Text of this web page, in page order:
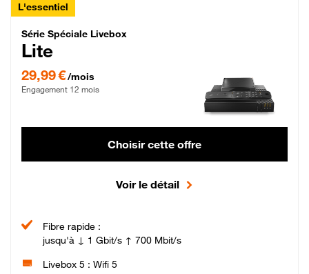
L'essentiel
Série Spéciale Livebox Lite Fibre
Série Spéciale Livebox
Lite
29,99 €/mois
Engagement 12 mois
Choisir cette offre
Voir le détail
Fibre rapide :
jusqu'à ↓ 1 Gbit/s ↑ 700 Mbit/s
Livebox 5 : Wifi 5